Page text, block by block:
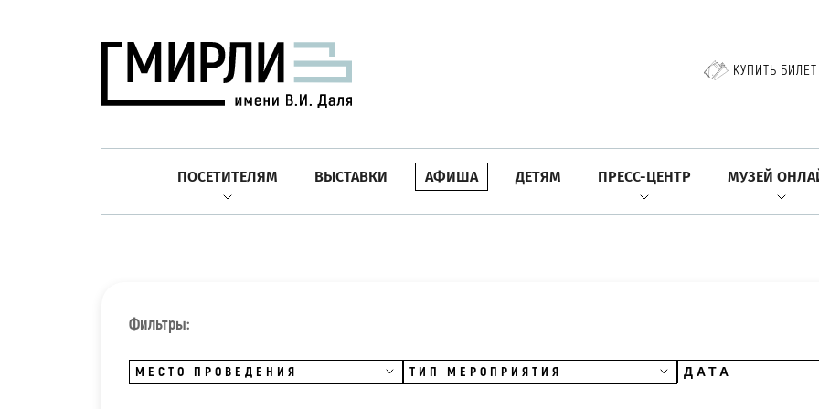
КУПИТЬ БИЛЕТ
ПОСЕТИТЕЛЯМ ВЫСТАВКИ АФИША ДЕТЯМ ПРЕСС-ЦЕНТР МУЗЕЙ
Фильтры:
МЕСТО ПРОВЕДЕНИЯ ТИП МЕРОПРИЯТИЯ